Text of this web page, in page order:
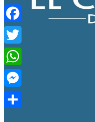
Facebook
Twitter
WhatsApp
Messenger